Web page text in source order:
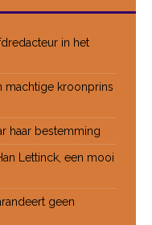
in het
machtige kroonprins
haar bestemming
Lettinck, een mooi
geen